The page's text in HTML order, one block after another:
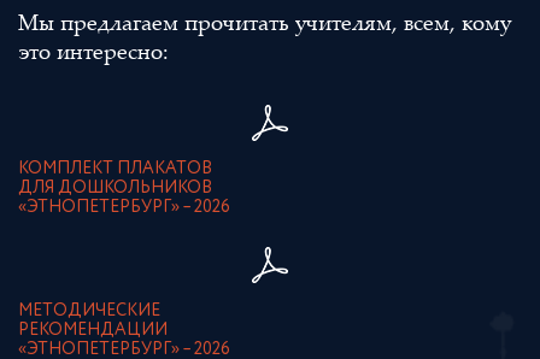
Мы предлагаем прочитать учителям, всем, кому
это интересно:
КОМПЛЕКТ ПЛАКАТОВ
ДЛЯ ДОШКОЛЬНИКОВ
«ЭТНОПЕТЕРБУРГ» – 2026
МЕТОДИЧЕСКИЕ
РЕКОМЕНДАЦИИ
«ЭТНОПЕТЕРБУРГ» – 2026